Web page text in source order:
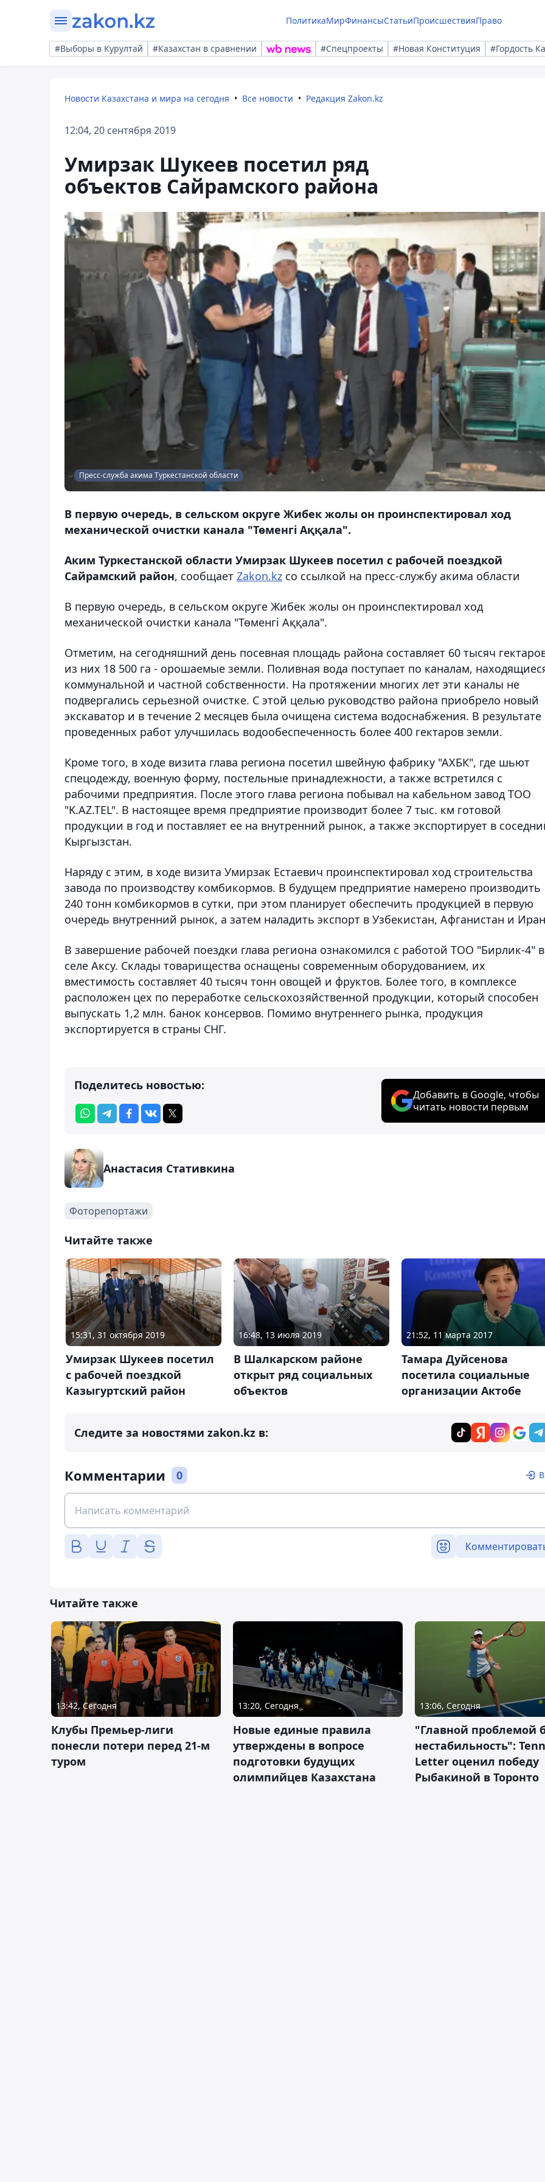
ПолитикаМирФинансыСтатьиПроисшествияПраво
#Выборы в Курултай #Казахстан в сравнении #Спецпроекты #Новая Конституция #Гордость
Новости Казахстана и мира на сегодня Все новости Редакция Zakon.kz
12:04, 20 сентября 2019
Умирзак Шукеев посетил ряд
объектов Сайрамского района
Пресс-служба акима Туркестанской области
В первую очередь, в сельском округе Жибек жолы он проинспектировал ход
механической очистки канала "Төменгі Аққала".
Аким Туркестанской области Умирзак Шукеев посетил с рабочей поездкой
Сайрамский район, сообщает Zakon.kz со ссылкой на пресс-службу акима области
В первую очередь, в сельском округе Жибек жолы он проинспектировал ход
механической очистки канала "Төменгі Аққала".
Отметим, на сегодняшний день посевная площадь района составляет 60 тысяч
из них 18 500 га - орошаемые земли. Поливная вода поступает по каналам,
коммунальной и частной собственности. На протяжении многих лет эти каналы не
подвергались серьезной очистке. С этой целью руководство района приобрело новый
экскаватор и в течение 2 месяцев была очищена система водоснабжения. В результате
проведенных работ улучшилась водообеспеченность более 400 гектаров земли.
Кроме того, в ходе визита глава региона посетил швейную фабрику "АХБК", где шьют
спецодежду, военную форму, постельные принадлежности, а также встретился с
рабочими предприятия. После этого глава региона побывал на кабельном завод ТОО
"K.AZ.TEL". В настоящее время предприятие производит более 7 тыс. км готовой
продукции в год и поставляет ее на внутренний рынок, а также экспортирует в
Кыргызстан.
Наряду с этим, в ходе визита Умирзак Естаевич проинспектировал ход строительства
завода по производству комбикормов. В будущем предприятие намерено производить
240 тонн комбикормов в сутки, при этом планирует обеспечить продукцией в первую
очередь внутренний рынок, а затем наладить экспорт в Узбекистан, Афганистан и
В завершение рабочей поездки глава региона ознакомился с работой ТОО "Бирлик-4" в
селе Аксу. Склады товарищества оснащены современным оборудованием, их
вместимость составляет 40 тысяч тонн овощей и фруктов. Более того, в комплексе
расположен цех по переработке сельскохозяйственной продукции, который способен
выпускать 1,2 млн. банок консервов. Помимо внутреннего рынка, продукция
экспортируется в страны СНГ.
Поделитесь новостью:
Добавить в Google, чтобы
читать новости первым
Анастасия Стативкина
Фоторепортажи
Читайте также
15:31, 31 октября 2019
Умирзак Шукеев посетил
с рабочей поездкой
Казыгуртский район
16:48, 13 июля 2019
В Шалкарском районе
открыт ряд социальных
объектов
21:52, 11 марта 2017
Тамара Дуйсенова
посетила социальные
организации Актобе
Следите за новостями zakon.kz в:
Комментарии 0
Читайте также
13:42, Сегодня
Клубы Премьер-лиги
понесли потери перед 21-м
туром
13:20, Сегодня
Новые единые правила
утверждены в вопросе
подготовки будущих
олимпийцев Казахстана
13:06, Сегодня
"Главной проблемой
нестабильность":
Letter оценил победу
Рыбакиной в Торонто